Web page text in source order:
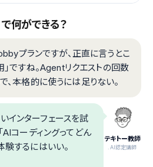
何ができる？
プランですが、正直に言うとこ
」ですね。Agentリクエストの回数
、本格的に使うには足りない。
テキトー教師
.AI認定講師
インターフェースを試
AIコーディングってどん
験するにはいい。